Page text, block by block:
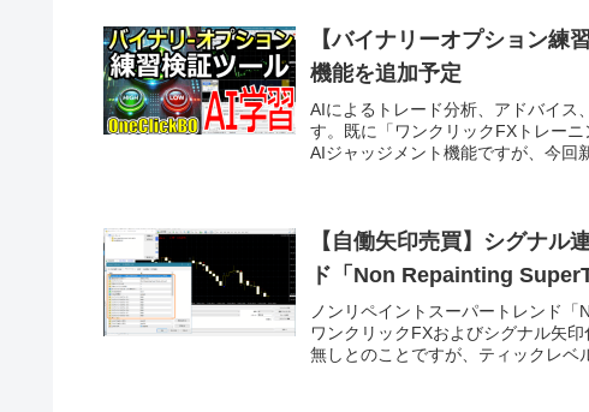
【バイナリーオプション練
機能を追加予定
AIによるトレード分析、アドバイス
す。既に「ワンクリックFXトレー
AIジャッジメント機能ですが、今回
【自働矢印売買】シグナル
ド「Non Repainting
ノンリペイントスーパートレンド
ワンクリックFXおよびシグナル矢
無しとのことですが、ティックレベ